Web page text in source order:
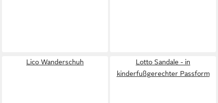
Lico Wanderschuh
Lotto Sandale - in
kinderfußgerechter Passform